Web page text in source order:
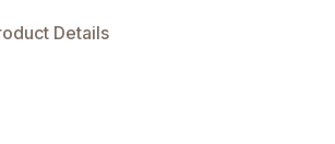
Details